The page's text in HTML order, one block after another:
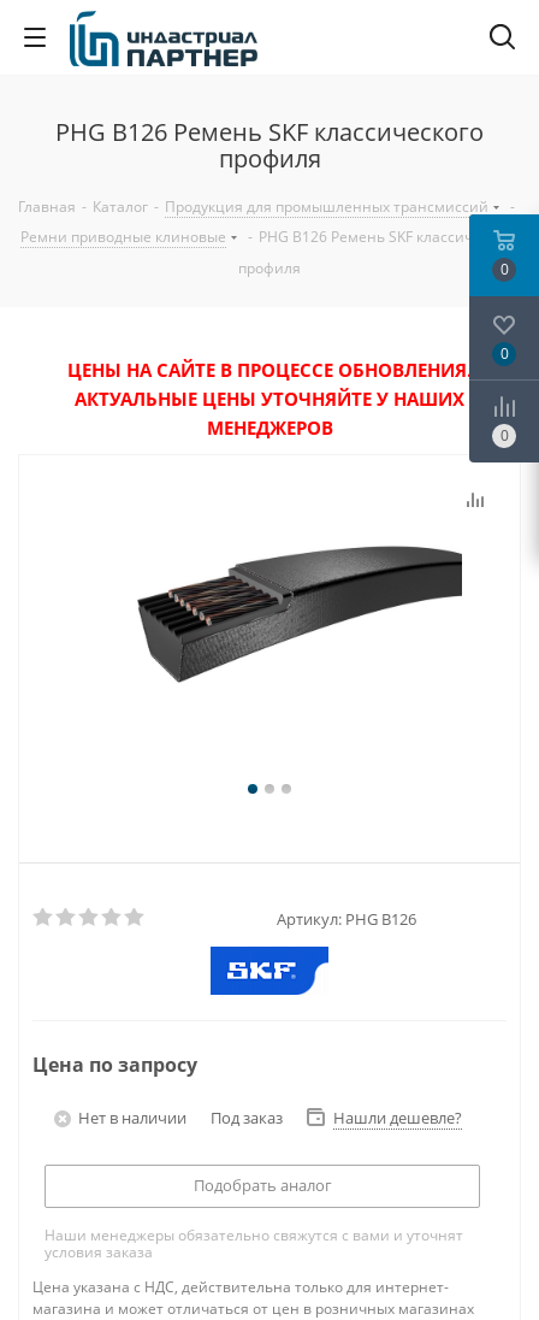
PHG B126 Ремень SKF классического
профиля
Главная - Каталог - Продукция для промышленных трансмиссий
-
Ремни приводные клиновые
- PHG B126 Ремень SKF классического
профиля
ЦЕНЫ НА САЙТЕ В ПРОЦЕССЕ ОБНОВЛЕНИЯ.
АКТУАЛЬНЫЕ ЦЕНЫ УТОЧНЯЙТЕ У НАШИХ
МЕНЕДЖЕРОВ
Артикул: PHG B126
Цена по запросу
Нет в наличии Под заказ Нашли дешевле?
Подобрать аналог
Наши менеджеры обязательно свяжутся с вами и уточнят
условия заказа
Цена указана с НДС, действительна только для интернет-
магазина и может отличаться от цен в розничных магазинах
0
0
0